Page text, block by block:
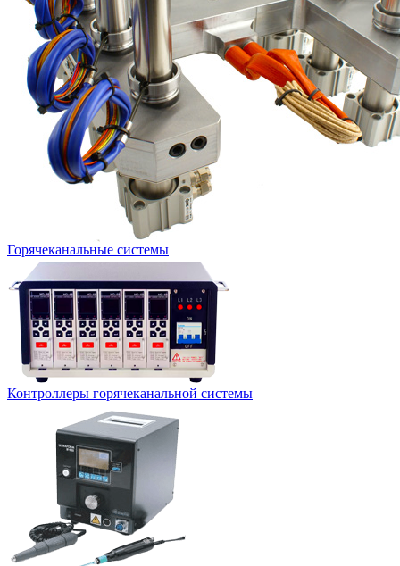
Горячеканальные системы
Контроллеры горячеканальной системы